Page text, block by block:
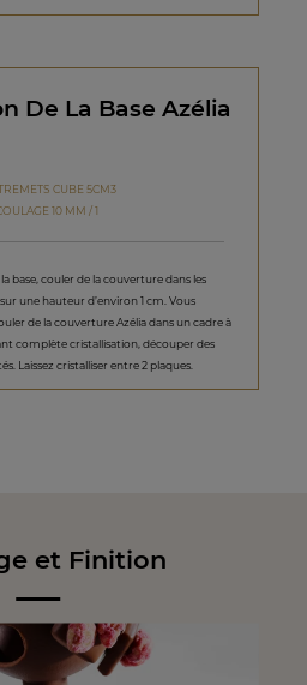
De La Base Azélia
CUBE 5CM3
10 MM / 1
base, couler de la couverture dans les
une hauteur d’environ 1 cm. Vous
de la couverture Azélia dans un cadre à
complète cristallisation, découper des
Laissez cristalliser entre 2 plaques.
et Finition